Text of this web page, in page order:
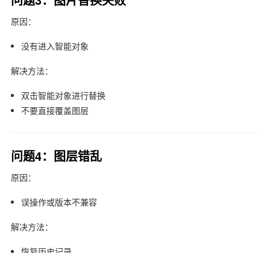
原因：
没有进入智能对象
解决方法：
双击智能对象进行替换
不要直接覆盖图层
问题4：图层错乱
原因：
误操作或版本不兼容
解决方法：